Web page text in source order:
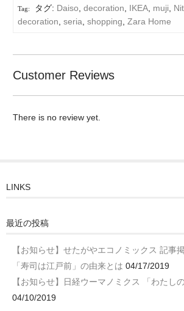
タグ: Daiso decoration IKEA, muji
decoration ,seria ,shopping ,Zara Home
Customer Reviews
There is no review yet.
LINKS
最近の投稿
【お知らせ】せたがやエコノミックス 記事
「寿司は江戸前」の由来とは 04/17/2019
【お知らせ】日経ウーマノミクス 「わたし
04/10/2019